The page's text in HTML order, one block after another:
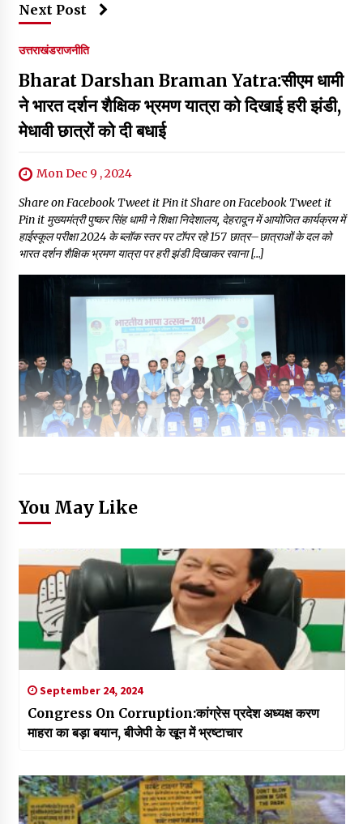
Next Post
उत्तराखंडराजनीति
Bharat Darshan Braman Yatra:सीएम धामी
ने भारत दर्शन शैक्षिक भ्रमण यात्रा को दिखाई हरी झंडी,
मेधावी छात्रों को दी बधाई
Mon Dec 9 , 2024
Share on Facebook Tweet it Pin it Share on Facebook Tweet it
Pin it मुख्यमंत्री पुष्कर सिंह धामी ने शिक्षा निदेशालय, देहरादून में आयोजित कार्यक्रम में
हाईस्कूल परीक्षा 2024 के ब्लॉक स्तर पर टॉपर रहे 157 छात्र–छात्राओं के दल को
भारत दर्शन शैक्षिक भ्रमण यात्रा पर हरी झंडी दिखाकर रवाना […]
You May Like
September 24, 2024
Congress On Corruption:कांग्रेस प्रदेश अध्यक्ष करण
माहरा का बड़ा बयान, बीजेपी के खून में भ्रष्टाचार